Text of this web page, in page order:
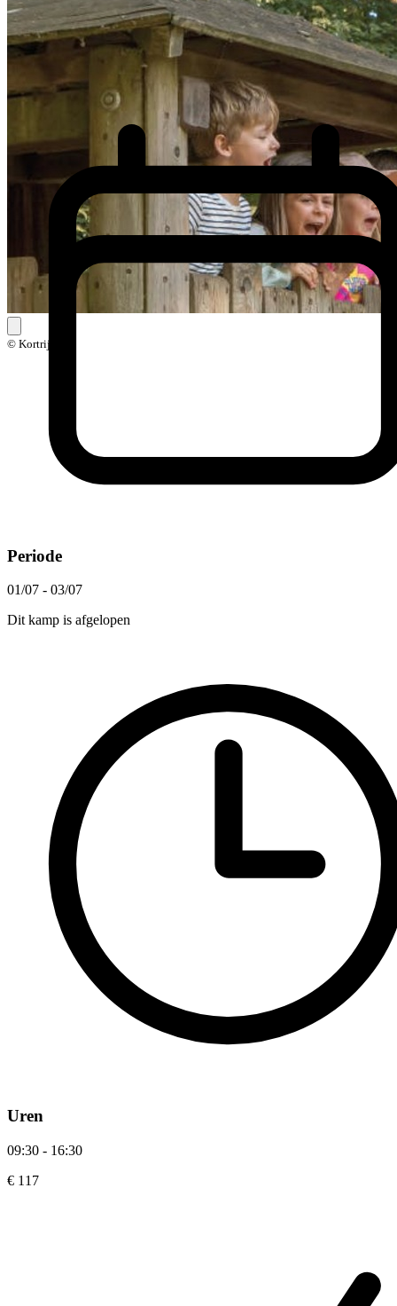
© Kortrijk
Periode
01/07 - 03/07
Dit kamp is afgelopen
Uren
09:30 - 16:30
€ 117